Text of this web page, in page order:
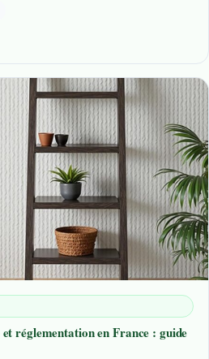
réglementation en France : guide